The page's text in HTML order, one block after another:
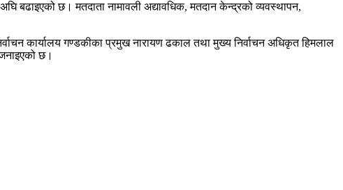
बढाइएको छ। मतदाता नामावली अद्यावधिक, मतदान केन्द्रको व्यवस्थापन,
कार्यालय गण्डकीका प्रमुख नारायण ढकाल तथा मुख्य निर्वाचन अधिकृत हिमलाल
छ।